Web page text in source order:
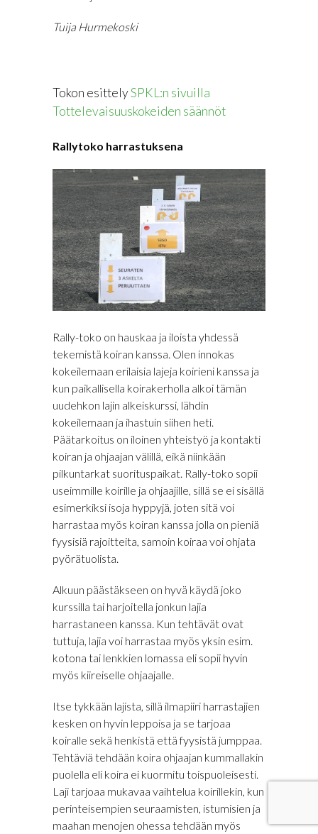
Tuija Hurmekoski
Tokon esittelySPKL:n sivuilla
Tottelevaisuuskokeiden säännöt
Rallytoko harrastuksena
Rally-toko on hauskaa ja iloista yhdessä
tekemistä koiran kanssa. Olen innokas
kokeilemaan erilaisia lajeja koirieni kanssa ja
kun paikallisella koirakerholla alkoi tämän
uudehkon lajin alkeiskurssi, lähdin
kokeilemaan ja ihastuin siihen heti.
Päätarkoitus on iloinen yhteistyö ja kontakti
koiran ja ohjaajan välillä, eikä niinkään
pilkuntarkat suorituspaikat. Rally-toko sopii
useimmille koirille ja ohjaajille, sillä se ei sisällä
esimerkiksi isoja hyppyjä, joten sitä voi
harrastaa myös koiran kanssa jolla on pieniä
fyysisiä rajoitteita, samoin koiraa voi ohjata
pyörätuolista.
Alkuun päästäkseen on hyvä käydä joko
kurssilla tai harjoitella jonkun lajia
harrastaneen kanssa. Kun tehtävät ovat
tuttuja, lajia voi harrastaa myös yksin esim.
kotona tai lenkkien lomassa eli sopii hyvin
myös kiireiselle ohjaajalle.
Itse tykkään lajista, sillä ilmapiiri harrastajien
kesken on hyvin leppoisa ja se tarjoaa
koiralle sekä henkistä että fyysistä jumppaa.
Tehtäviä tehdään koira ohjaajan kummallakin
puolella eli koira ei kuormitu toispuoleisesti.
Laji tarjoaa mukavaa vaihtelua koirillekin, kun
perinteisempien seuraamisten, istumisien ja
maahan menojen ohessa tehdään myös